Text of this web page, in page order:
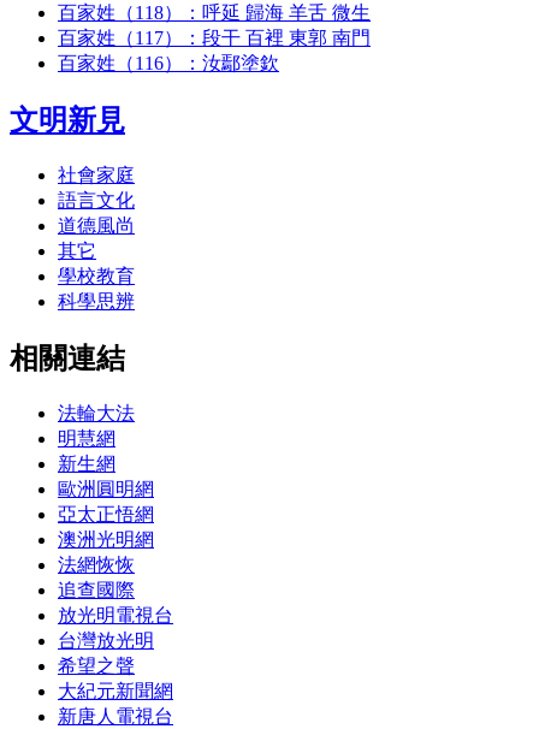
百家姓（118）：呼延 歸海 羊舌 微生
百家姓（117）：段干 百裡 東郭 南門
百家姓（116）：汝鄢塗欽
文明新見
社會家庭
語言文化
道德風尚
其它
學校教育
科學思辨
相關連結
法輪大法
明慧網
新生網
歐洲圓明網
亞太正悟網
澳洲光明網
法網恢恢
追查國際
放光明電視台
台灣放光明
希望之聲
大紀元新聞網
新唐人電視台